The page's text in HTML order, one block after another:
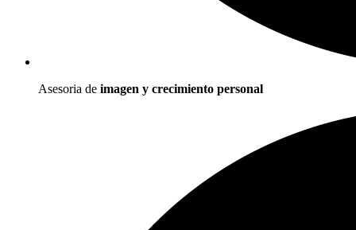
Asesoria de imagen y crecimiento personal